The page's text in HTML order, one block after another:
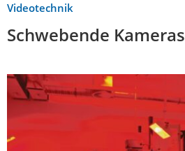
Videotechnik
Schwebende Kameras